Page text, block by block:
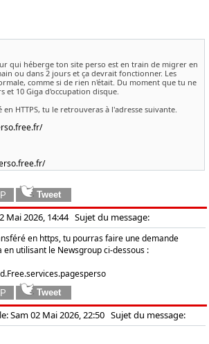
qui héberge ton site perso est en train de migrer en
ou dans 2 jours et ça devrait fonctionner. Les
comme si de rien n'était. Du moment que tu ne
et 10 Giga d'occupation disque.
en HTTPS, tu le retrouveras à l'adresse suivante.
Mai 2026, 14:44Sujet du message:
en https, tu pourras faire une demande
utilisant le Newsgroup ci-dessous :
Sam 02 Mai 2026, 22:50 Sujet du message: